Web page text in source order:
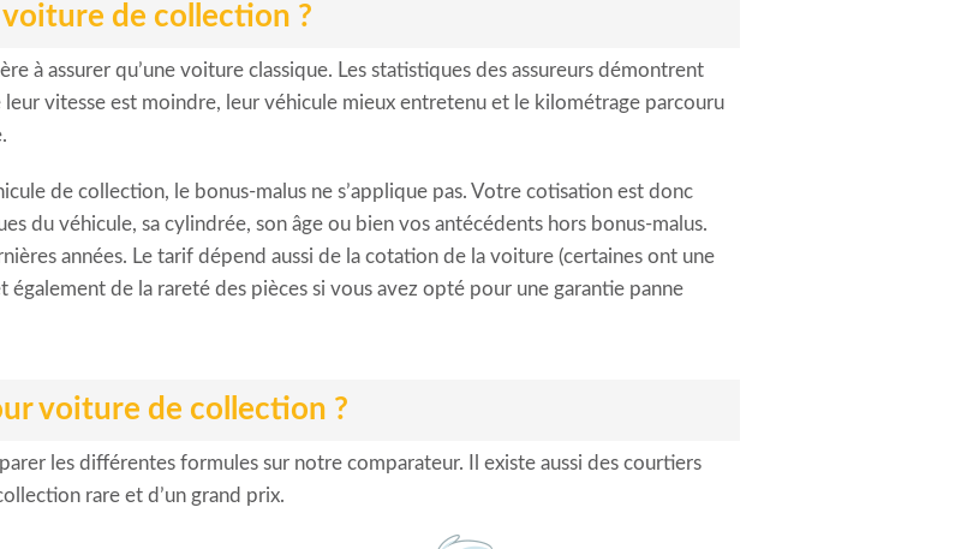
de collection ?
à assurer qu’une voiture classique. Les statistiques des assureurs démontrent
vitesse est moindre, leur véhicule mieux entretenu et le kilométrage parcouru
de collection, le bonus-malus ne s’applique pas. Votre cotisation est donc
du véhicule, sa cylindrée, son âge ou bien vos antécédents hors bonus-malus.
années. Le tarif dépend aussi de la cotation de la voiture (certaines ont une
de la rareté des pièces si vous avez opté pour une garantie panne
voiture de collection ?
les différentes formules sur notre comparateur. Il existe aussi des courtiers
rare et d’un grand prix.